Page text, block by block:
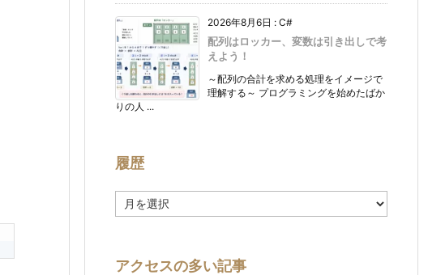
2026年8月6日 : C#
配列はロッカー、変数は引き出しで考
えよう！
～配列の合計を求める処理をイメージで
理解する～ プログラミングを始めたばか
りの人 ...
履歴
歴
アクセスの多い記事